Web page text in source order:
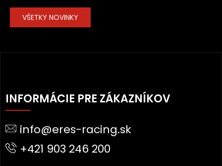
VŠETKY NOVINKY
Á
P
T
INFORMÁCIE PRE ZÁKAZNÍKOV
info@eres-racing.sk
+421 903 246 200